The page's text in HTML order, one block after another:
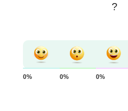
?
0% 0% 0%